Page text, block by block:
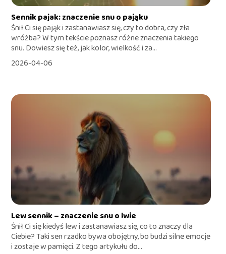
Sennik pajak: znaczenie snu o pająku
Śnił Ci się pająk i zastanawiasz się, czy to dobra, czy zła
wróżba? W tym tekście poznasz różne znaczenia takiego
snu. Dowiesz się też, jak kolor, wielkość i za...
2026-04-06
Lew sennik – znaczenie snu o lwie
Śnił Ci się kiedyś lew i zastanawiasz się, co to znaczy dla
Ciebie? Taki sen rzadko bywa obojętny, bo budzi silne emocje
i zostaje w pamięci. Z tego artykułu do...